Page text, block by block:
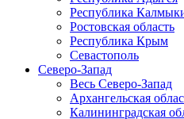
Республика
Ростовская область
Республика Крым
Севастополь
Северо-Запад
Весь Северо-Запад
Архангельская
Калининградская